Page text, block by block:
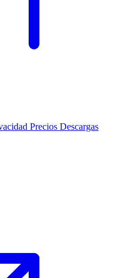
Precios Descargas